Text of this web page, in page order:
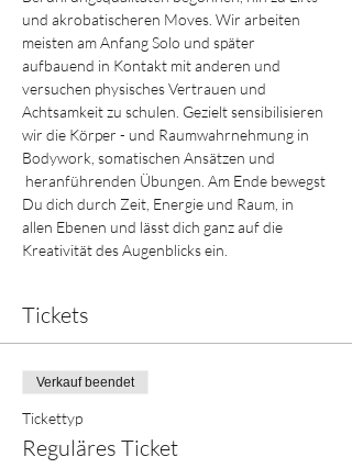
und akrobatischeren Moves. Wir arbeiten
meisten am Anfang Solo und später
aufbauend in Kontakt mit anderen und
versuchen physisches Vertrauen und
Achtsamkeit zu schulen. Gezielt sensibilisieren
wir die Körper - und Raumwahrnehmung in
Bodywork, somatischen Ansätzen und
heranführenden Übungen. Am Ende bewegst
Du dich durch Zeit, Energie und Raum, in
allen Ebenen und lässt dich ganz auf die
Kreativität des Augenblicks ein.
Tickets
Verkauf beendet
Tickettyp
Reguläres Ticket